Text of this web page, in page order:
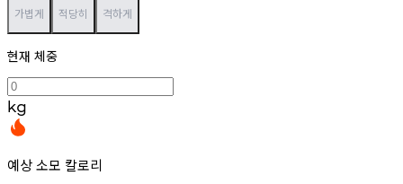
가볍게 적당히 격하게
현재 체중
kg
예상 소모 칼로리